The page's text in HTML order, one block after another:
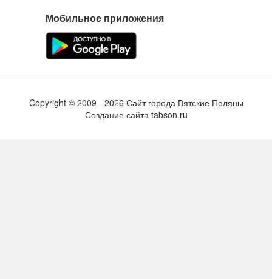
Мобильное приложения
Copyright © 2009 - 2026 Сайт города Вятские Поляны
Создание сайта tabson.ru